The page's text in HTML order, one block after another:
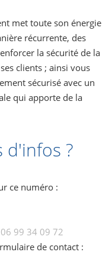
met toute son énergie
récurrente, des
la sécurité de la
clients ; ainsi vous
sécurisé avec un
qui apporte de la
d'infos ?
ce numéro :
99 34 09 72
de contact :